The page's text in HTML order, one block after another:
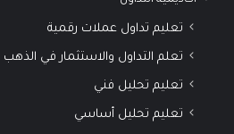
تعليم تداول عملات رقمية
تعلم التداول والاستثمار في الذهب
تعليم تحليل فني
تعليم تحليل أساسي